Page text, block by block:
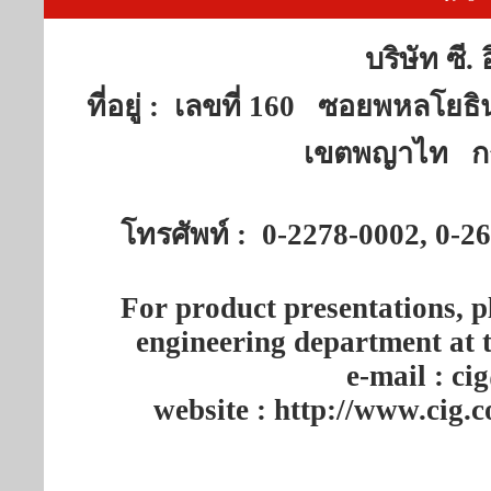
บริษัท ซี.
ที่อยู่ : เลขที่ 160 ซอยพหลโย
เขตพญาไท ก
โทรศัพท์ : 0-2278-0002, 0-
For product presentations,
engineering department at
e-mail :
website : http://